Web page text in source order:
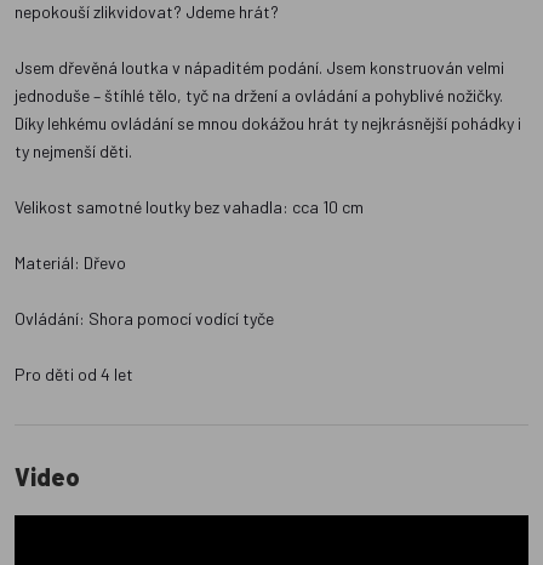
nepokouší zlikvidovat? Jdeme hrát?
Jsem dřevěná loutka v nápaditém podání. Jsem konstruován velmi
jednoduše – štíhlé tělo, tyč na držení a ovládání a pohyblivé nožičky.
Díky lehkému ovládání se mnou dokážou hrát ty nejkrásnější pohádky i
ty nejmenší děti.
Velikost samotné loutky bez vahadla: cca 10 cm
Materiál: Dřevo
Ovládání: Shora pomocí vodící tyče
Pro děti od 4 let
Video